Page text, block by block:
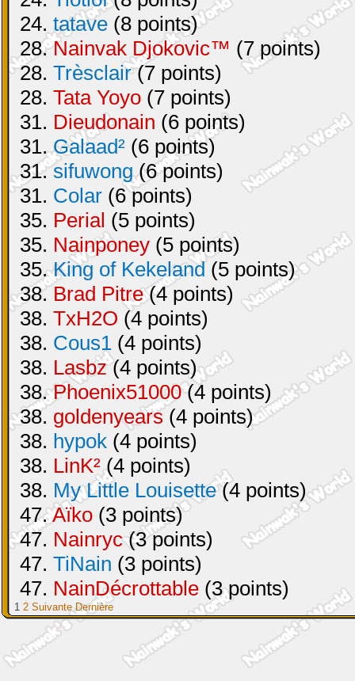
24. tatave (8 points)
28.Nainvak Djokovic™ (7 points)
28. Trèsclair(7 points)
28. Tata Yoyo (7 points)
31. Dieudonain (6 points)
31.Galaad² (6 points)
31.sifuwong(6 points)
31. Colar (6 points)
35. Perial (5 points)
35. Nainponey (5 points)
35.King of Kekeland(5 points)
38. Brad Pitre(4 points)
38. TxH2O (4 points)
38. Cous1 (4 points)
38. Lasbz(4 points)
38.Phoenix51000(4 points)
38. goldenyears (4 points)
38. hypok (4 points)
38. LinK²(4 points)
38. My Little Louisette(4 points)
47.Aïko (3 points)
47. Nainryc(3 points)
47. TiNain (3 points)
47. NainDécrottable (3 points)
1 2 Suivante Dernière